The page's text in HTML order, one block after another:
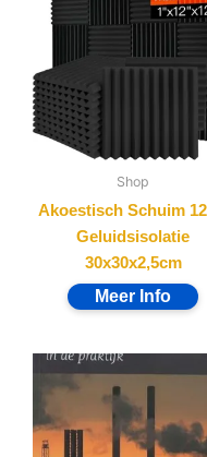
Shop
Akoestisch Schuim
Geluidsisolatie
30x30x2,5cm